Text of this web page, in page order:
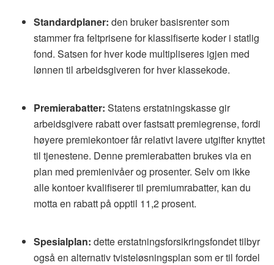
Standardplaner: den bruker basisrenter som
stammer fra feltprisene for klassifiserte koder i statlig
fond. Satsen for hver kode multipliseres igjen med
lønnen til arbeidsgiveren for hver klassekode.
Premierabatter: Statens erstatningskasse gir
arbeidsgivere rabatt over fastsatt premiegrense, fordi
høyere premiekontoer får relativt lavere utgifter knyttet
til tjenestene. Denne premierabatten brukes via en
plan med premienivåer og prosenter. Selv om ikke
alle kontoer kvalifiserer til premiumrabatter, kan du
motta en rabatt på opptil 11,2 prosent.
Spesialplan: dette erstatningsforsikringsfondet tilbyr
også en alternativ tvisteløsningsplan som er til fordel